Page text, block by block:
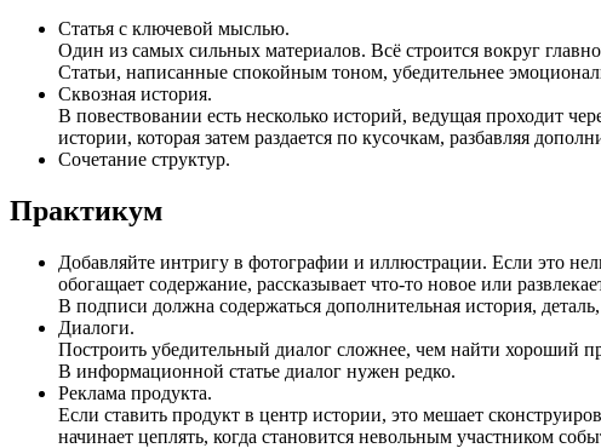
Статья с ключевой мыслью.
Один из самых сильных материалов. Всё строится вокруг
Статьи, написанные спокойным тоном, убедительнее
Сквозная история.
В повествовании есть несколько историй, ведущая проходит
истории, которая затем раздается по кусочкам, разбавляя
Сочетание структур.
Практикум
Добавляйте интригу в фотографии и иллюстрации. Если это
обогащает содержание, рассказывает что-то новое или
В подписи должна содержаться дополнительная история,
Диалоги.
Построить убедительный диалог сложнее, чем найти хороший
В информационной статье диалог нужен редко.
Реклама продукта.
Если ставить продукт в центр истории, это мешает
начинает цеплять, когда становится невольным участником